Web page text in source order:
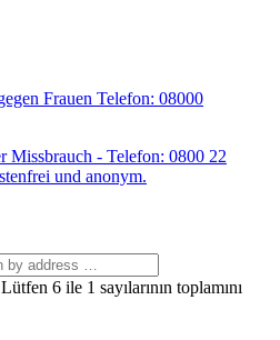
Lütfen 6 ile 1 sayılarının toplamını